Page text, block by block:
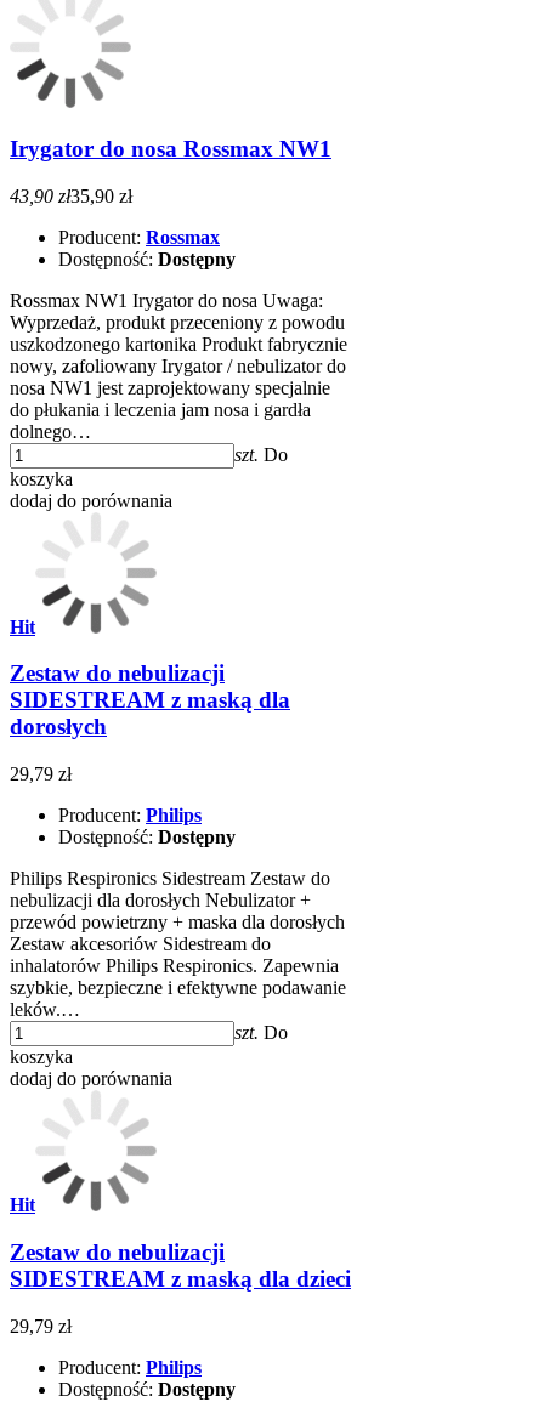
Irygator do nosa Rossmax NW1
43,90 zł35,90 zł
Producent: Rossmax
Dostępność: Dostępny
Rossmax NW1 Irygator do nosa Uwaga:
Wyprzedaż, produkt przeceniony z powodu
uszkodzonego kartonika Produkt fabrycznie
nowy, zafoliowany Irygator / nebulizator do
nosa NW1 jest zaprojektowany specjalnie
do płukania i leczenia jam nosa i gardła
dolnego…
szt. Do
koszyka
dodaj do porównania
Hit
Zestaw do nebulizacji
SIDESTREAM z maską dla
dorosłych
29,79 zł
Producent: Philips
Dostępność: Dostępny
Philips Respironics Sidestream Zestaw do
nebulizacji dla dorosłych Nebulizator +
przewód powietrzny + maska dla dorosłych
Zestaw akcesoriów Sidestream do
inhalatorów Philips Respironics. Zapewnia
szybkie, bezpieczne i efektywne podawanie
leków.…
szt. Do
koszyka
dodaj do porównania
Hit
Zestaw do nebulizacji
SIDESTREAM z maską dla dzieci
29,79 zł
Producent: Philips
Dostępność: Dostępny